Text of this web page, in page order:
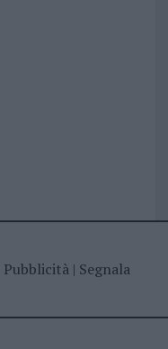
Pubblicità| Segnala